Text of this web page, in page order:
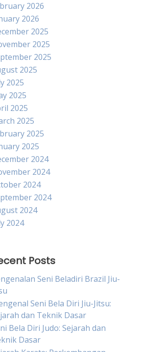
2026
2026
2025
2025
2025
2025
2025
2025
2025
2025
2025
2025
2024
2024
2024
2024
2024
2024
Posts
Seni Beladiri Brazil Jiu-
Seni Bela Diri Jiu-Jitsu:
dan Teknik Dasar
Bela Diri Judo: Sejarah dan
Dasar